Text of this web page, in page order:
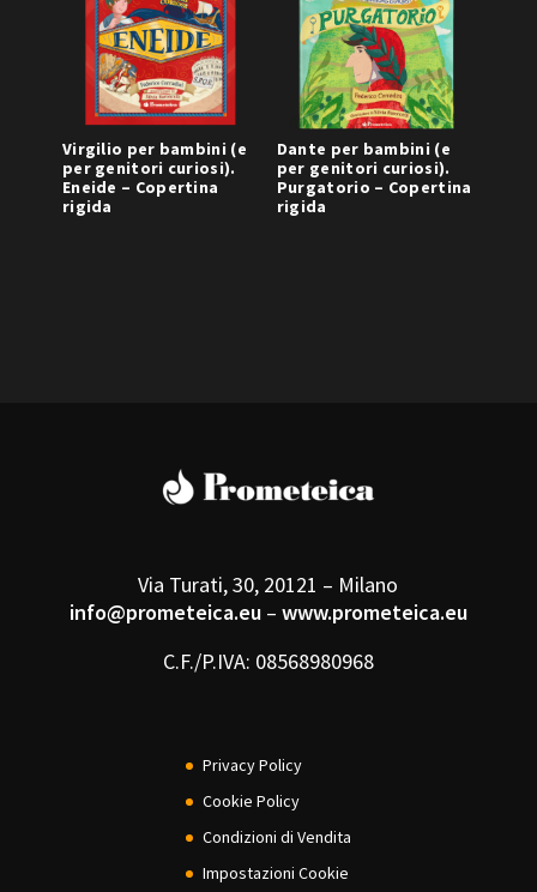
Virgilio per bambini (e
per genitori curiosi).
Eneide – Copertina
rigida
Dante per bambini (e
per genitori curiosi).
Purgatorio – Copertina
rigida
Via Turati, 30, 20121 – Milano
info@prometeica.eu– www.prometeica.eu
C.F./P.IVA: 08568980968
Privacy Policy
Cookie Policy
Condizioni di Vendita
Impostazioni Cookie